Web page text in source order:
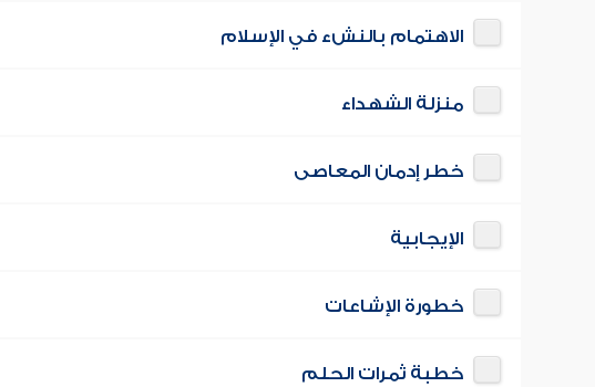
الاهتمام بالنشء في الإسلام
منزلة الشهداء
خطر إدمان المعاصى
الإيجابية
خطورة الإشاعات
خطبة ثمرات الحلم